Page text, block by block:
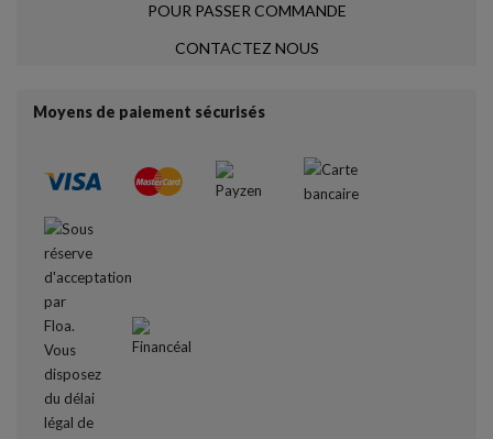
POUR PASSER COMMANDE
CONTACTEZ NOUS
Moyens de paiement sécurisés